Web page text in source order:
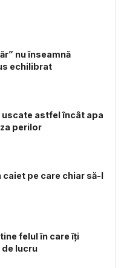
nu înseamnă
echilibrat
astfel încât apa
perilor
caiet pe care chiar să-l
felul în care îți
lucru